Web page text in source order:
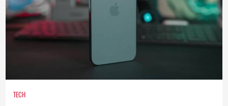
TECH